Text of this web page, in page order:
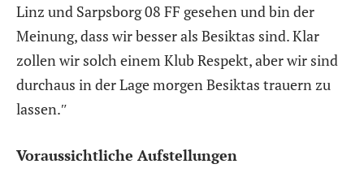
Linz und Sarpsborg 08 FF gesehen und bin der
Meinung, dass wir besser als Besiktas sind. Klar
zollen wir solch einem Klub Respekt, aber wir sind
durchaus in der Lage morgen Besiktas trauern zu
lassen.″
Voraussichtliche Aufstellungen